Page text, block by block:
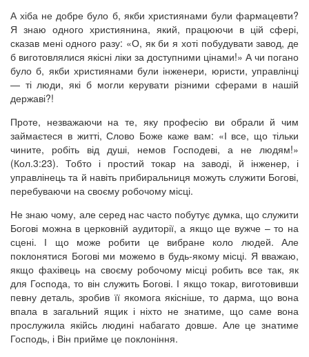
А хіба не добре було б, якби християнами були фармацевти?
Я знаю одного християнина, який, працюючи в цій сфері,
сказав мені одного разу: «О, як би я хоті побудувати завод, де
б виготовлялися якісні ліки за доступними цінами!» А чи погано
було б, якби християнами були інженери, юристи, управлінці
— ті люди, які б могли керувати різними сферами в нашій
державі?!
Проте, незважаючи на те, яку професію ви обрали й чим
займаєтеся в житті, Слово Боже каже вам: «І все, що тільки
чините, робіть від душі, немов Господеві, а не людям!»
(Кол.3:23). Тобто і простий токар на заводі, й інженер, і
управлінець та й навіть прибиральниця можуть служити Богові,
перебуваючи на своєму робочому місці.
Не знаю чому, але серед нас часто побутує думка, що служити
Богові можна в церковній аудиторії, а якщо ще вужче – то на
сцені. І що може робити це вибране коло людей. Але
поклонятися Богові ми можемо в будь-якому місці. Я вважаю,
якщо фахівець на своєму робочому місці робить все так, як
для Господа, то він служить Богові. І якщо токар, виготовивши
певну деталь, зробив її якомога якісніше, то дарма, що вона
впала в загальний ящик і ніхто не знатиме, що саме вона
прослужила якійсь людині набагато довше. Але це знатиме
Господь, і Він прийме це поклоніння.